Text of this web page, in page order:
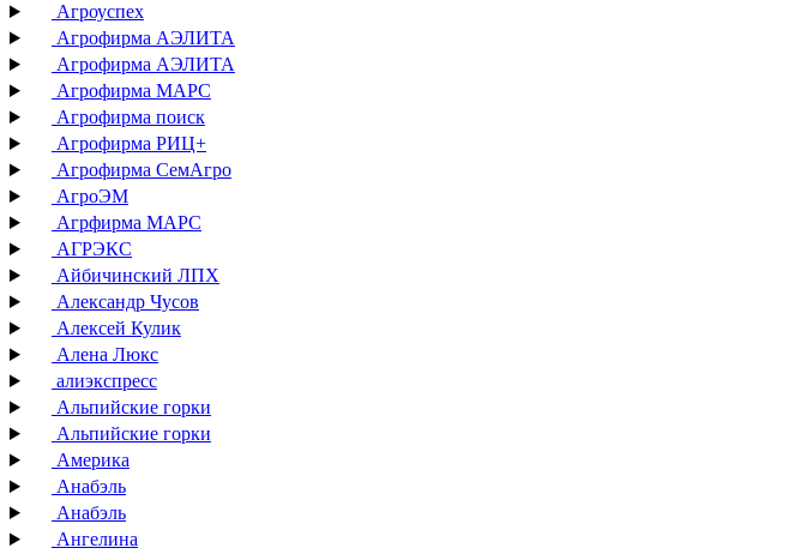
Агроуспех
Агрофирма АЭЛИТА
Агрофирма АЭЛИТА
Агрофирма МАРС
Агрофирма поиск
Агрофирма РИЦ+
Агрофирма СемАгро
АгроЭМ
Агрфирма МАРС
АГРЭКС
Айбичинский ЛПХ
Александр Чусов
Алексей Кулик
Алена Люкс
алиэкспресс
Альпийские горки
Альпийские горки
Америка
Анабэль
Анабэль
Ангелина